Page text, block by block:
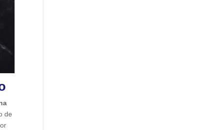
de